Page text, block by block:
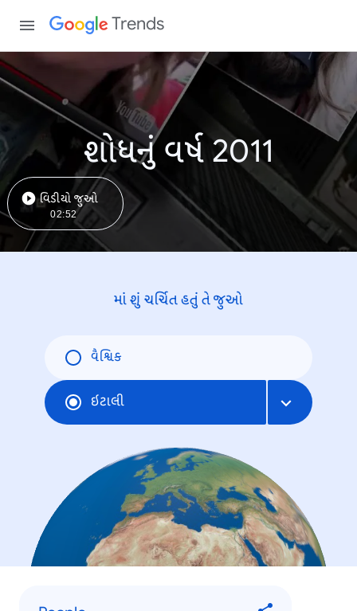
Trends
શોધનું વર્ષ 2011
વિડીયો જુઓ
02:52
માં શું ચર્ચિત હતું તે જુઓ
વૈશ્વિક
ઇટાલી